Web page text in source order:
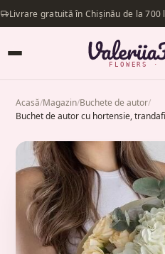
FLOWERS ·
Acasă/Magazin/Buchete de autor/
Buchet de autor cu hortensie,